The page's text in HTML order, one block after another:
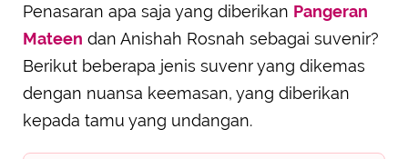
Penasaran apa saja yang diberikan Pangeran
Mateen dan Anishah Rosnah sebagai suvenir?
Berikut beberapa jenis suvenr yang dikemas
dengan nuansa keemasan, yang diberikan
kepada tamu yang undangan.